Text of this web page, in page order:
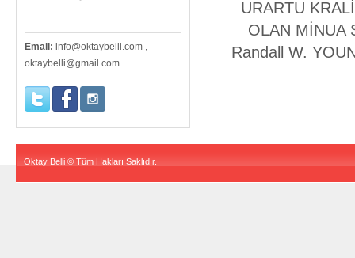
Email: info@oktaybelli.com ,
oktaybelli@gmail.com
URARTU
OLAN MİNUA
Randall W.
Oktay Belli © Tüm Hakları Saklıdır.